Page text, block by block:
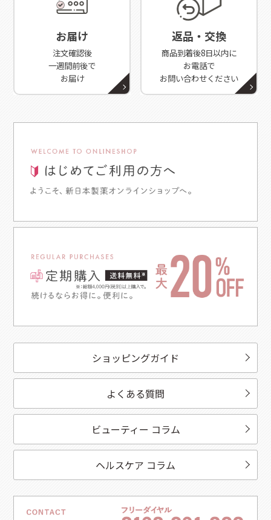
お届け
注文確認後
一週間前後で
お届け
返品・交換
商品到着後8日以内に
お電話で
お問い合わせください
ショッピングガイド
よくある質問
ビューティー コラム
ヘルスケア コラム